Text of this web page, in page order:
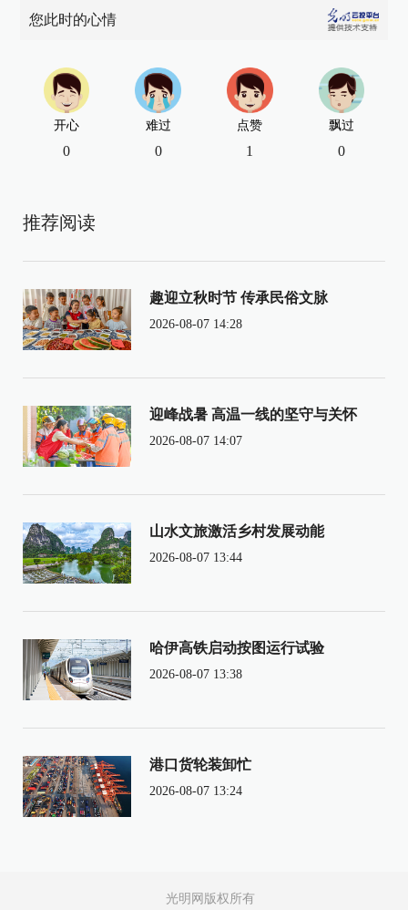
您此时的心情
开心
0
难过
0
点赞
1
飘过
0
推荐阅读
趣迎立秋时节 传承民俗文脉
2026-08-07 14:28
迎峰战暑 高温一线的坚守与关怀
2026-08-07 14:07
山水文旅激活乡村发展动能
2026-08-07 13:44
哈伊高铁启动按图运行试验
2026-08-07 13:38
港口货轮装卸忙
2026-08-07 13:24
光明网版权所有